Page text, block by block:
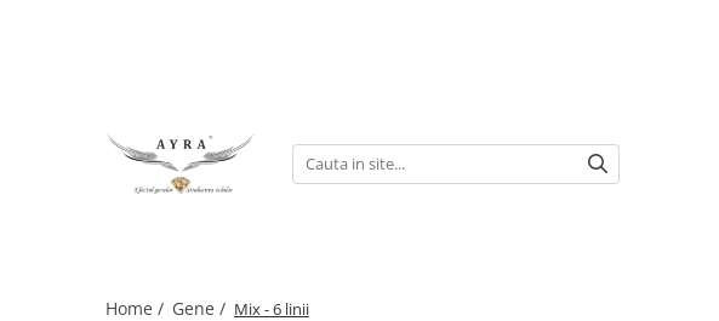
Individuale - 20 linii
Individuale - 6 linii
Home / Gene / Mix - 6 linii